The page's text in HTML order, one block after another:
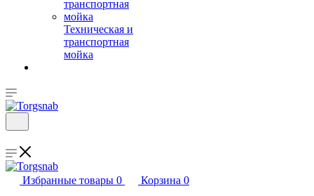
Техническая и
транспортная
мойка
Избранные товары 0 Корзина 0